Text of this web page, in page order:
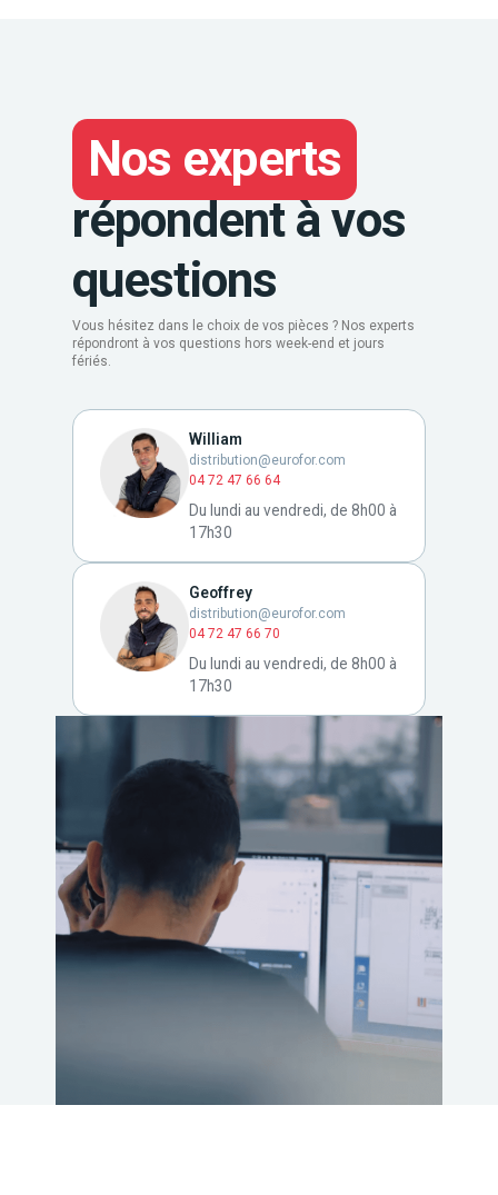
Nos experts
répondent à vos
questions
Vous hésitez dans le choix de vos pièces ? Nos experts
répondront à vos questions hors week-end et jours
fériés.
William
distribution@eurofor.com
04 72 47 66 64
Du lundi au vendredi, de 8h00 à
17h30
Geoffrey
distribution@eurofor.com
04 72 47 66 70
Du lundi au vendredi, de 8h00 à
17h30